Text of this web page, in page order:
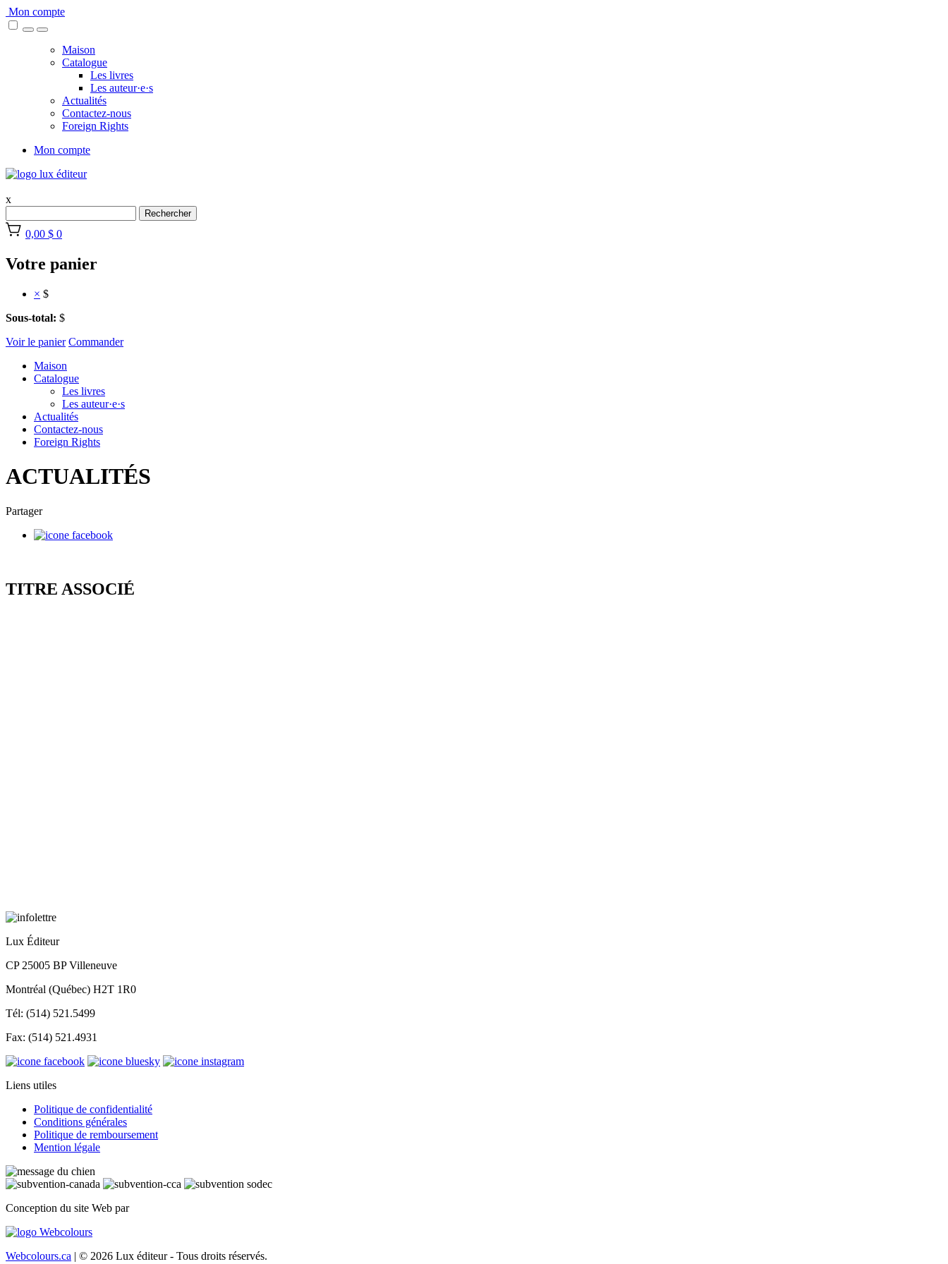
Skip
to
Mon compte
Maison
Catalogue
Les livres
Les auteur·e·s
Actualités
Contactez-nous
Foreign Rights
Mon compte
x
Rechercher
0,00 $ 0
Votre panier
× $
Sous-total: $
Voir le panier Commander
Maison
Catalogue
Les livres
Les auteur·e·s
Actualités
Contactez-nous
Foreign Rights
ACTUALITÉS
Partager
TITRE ASSOCIÉ
Lux Éditeur
CP 25005 BP Villeneuve
Montréal (Québec) H2T 1R0
Tél: (514) 521.5499
Fax: (514) 521.4931
Liens utiles
Politique de confidentialité
Conditions générales
Politique de remboursement
Mention légale
Conception du site Web par
Webcolours.ca | © 2026 Lux éditeur - Tous droits réservés.